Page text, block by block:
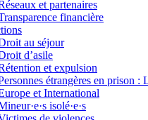
et partenaires
financière
au séjour
d’asile
et expulsion
étrangères en prison :
et International
isolé·e·s